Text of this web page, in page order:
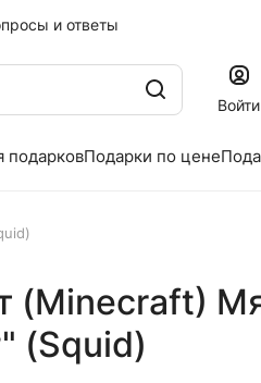
и ответы
Войти
подарковПодарки по цене
(Minecraft)
(Squid)